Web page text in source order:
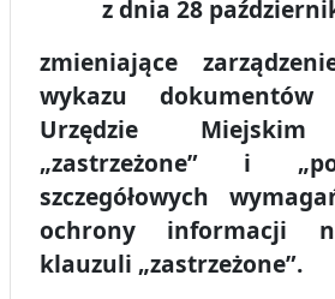
z dnia 28
zmieniające
wykazu
Urzędzie Miejskim
„zastrzeżone” i
szczegółowych
ochrony informacji
klauzuli „zastrzeżone”.